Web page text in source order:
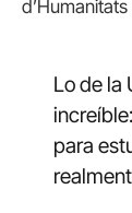
Lo de la
para